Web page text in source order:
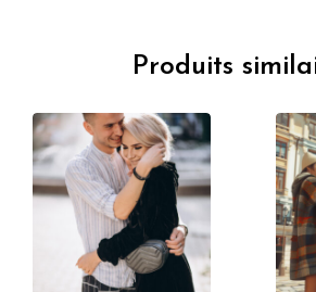
Produits